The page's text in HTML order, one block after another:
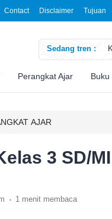
Contact Disclaimer Tujuan
Sedang tren :
Perangkat Ajar Buku
AJAR
3 SD/MI
. 1 menit membaca